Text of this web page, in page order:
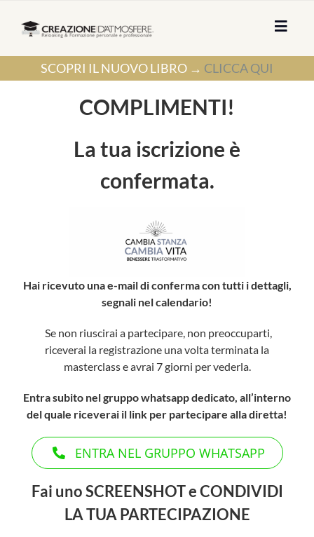
contenuto
Toggle
HOME
ACADEMY
SU DI ME
LACHALK
BLOG
CARRELLO
ACCOUNT
SCOPRI IL NUOVO LIBRO → CLICCA QUI
COMPLIMENTI!
La tua iscrizione è
confermata.
Hai ricevuto una e-mail di conferma con tutti i dettagli,
segnali nel calendario!
Se non riuscirai a partecipare, non preoccuparti,
riceverai la registrazione una volta terminata la
masterclass e avrai 7 giorni per vederla.
Entra subito nel gruppo whatsapp dedicato, all’interno
del quale riceverai il link per partecipare alla diretta!
ENTRA NEL GRUPPO WHATSAPP
Fai uno SCREENSHOT e CONDIVIDI
LA TUA PARTECIPAZIONE